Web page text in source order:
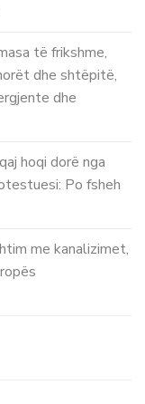
të frikshme,
dhe shtëpitë,
dhe
hoqi dorë nga
Po fsheh
me kanalizimet,